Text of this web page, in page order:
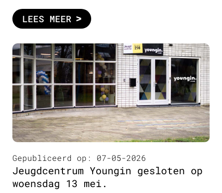
LEES MEER
Gepubliceerd op: 07-05-2026
Jeugdcentrum Youngin gesloten op
woensdag 13 mei.